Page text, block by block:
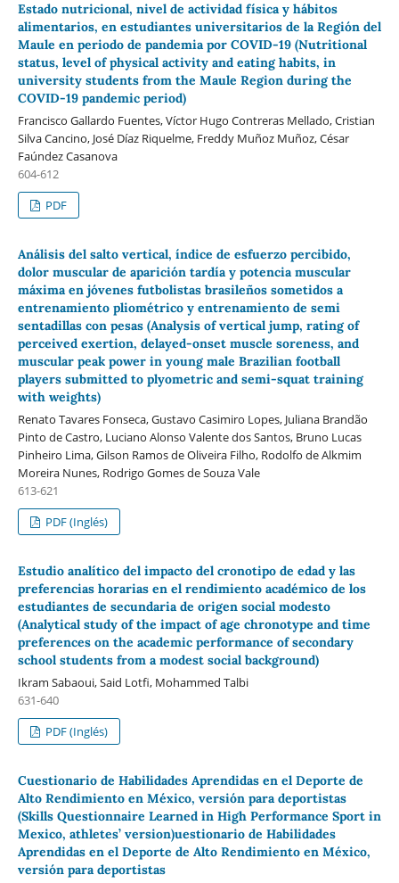
Estado nutricional, nivel de actividad física y hábitos
alimentarios, en estudiantes universitarios de la Región del
Maule en periodo de pandemia por COVID-19 (Nutritional
status, level of physical activity and eating habits, in
university students from the Maule Region during the
COVID-19 pandemic period)
Francisco Gallardo Fuentes, Víctor Hugo Contreras Mellado, Cristian
Silva Cancino, José Díaz Riquelme, Freddy Muñoz Muñoz, César
Faúndez Casanova
604-612
PDF
Análisis del salto vertical, índice de esfuerzo percibido,
dolor muscular de aparición tardía y potencia muscular
máxima en jóvenes futbolistas brasileños sometidos a
entrenamiento pliométrico y entrenamiento de semi
sentadillas con pesas (Analysis of vertical jump, rating of
perceived exertion, delayed-onset muscle soreness, and
muscular peak power in young male Brazilian football
players submitted to plyometric and semi-squat training
with weights)
Renato Tavares Fonseca, Gustavo Casimiro Lopes, Juliana Brandão
Pinto de Castro, Luciano Alonso Valente dos Santos, Bruno Lucas
Pinheiro Lima, Gilson Ramos de Oliveira Filho, Rodolfo de Alkmim
Moreira Nunes, Rodrigo Gomes de Souza Vale
613-621
PDF (Inglés)
Estudio analítico del impacto del cronotipo de edad y las
preferencias horarias en el rendimiento académico de los
estudiantes de secundaria de origen social modesto
(Analytical study of the impact of age chronotype and time
preferences on the academic performance of secondary
school students from a modest social background)
Ikram Sabaoui, Said Lotfi, Mohammed Talbi
631-640
PDF (Inglés)
Cuestionario de Habilidades Aprendidas en el Deporte de
Alto Rendimiento en México, versión para deportistas
(Skills Questionnaire Learned in High Performance Sport in
Mexico, athletes’ version)uestionario de Habilidades
Aprendidas en el Deporte de Alto Rendimiento en México,
versión para deportistas